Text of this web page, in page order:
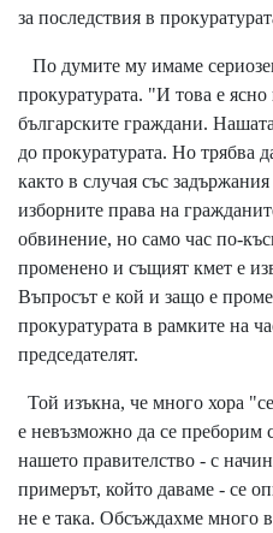
за последствия в
По думите му имаме
прокуратурата. "И това е
българските граждани.
до прокуратурата. Но трябва
както в случая със
изборните права на
обвинение, но само час по-
променено и същият кмет е
Въпросът е кой и защо е
прокуратурата в рамките на
председателят.
Той изъкна, че много хора
е невъзможно да се преборим
нашето правителство - с
примерът, който даваме - се
не е така. Обсъждахме много